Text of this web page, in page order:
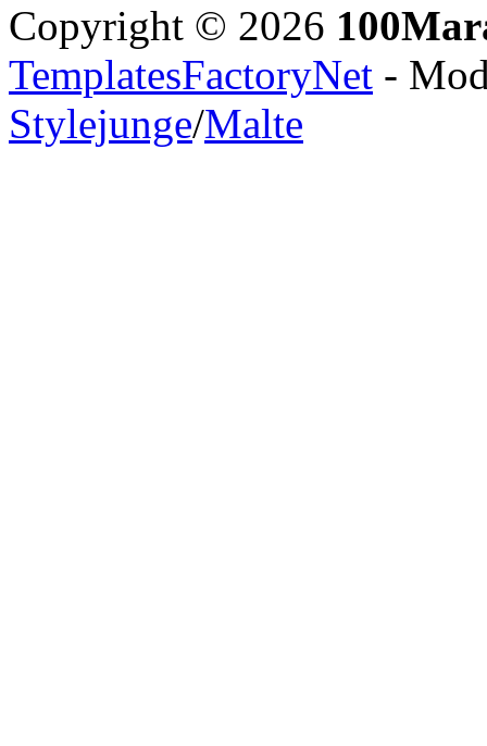
Copyright © 2026
TemplatesFactoryNet -
Stylejunge/Malte